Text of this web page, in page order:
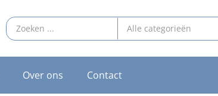
Over ons Contact